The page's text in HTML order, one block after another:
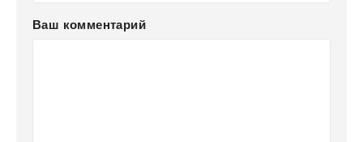
Ваш комментарий